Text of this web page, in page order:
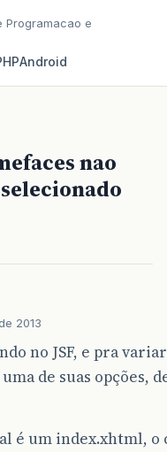
Programacao e
Android
nao
2013
no JSF, e pra
de suas opções,
um index.xhtml, o